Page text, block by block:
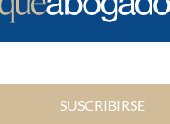
SUSCRIBIRSE